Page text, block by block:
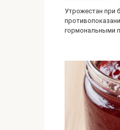
Утрожестан при
гормональными